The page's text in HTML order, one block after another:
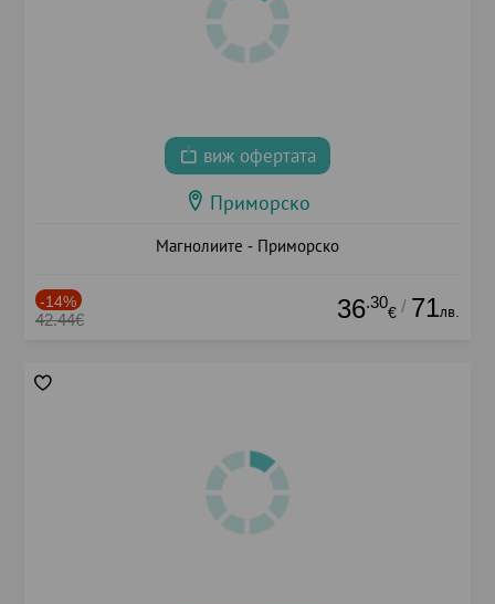
виж офертата
Приморско
Магнолиите - Приморско
-14%
42.44€ 36.30
€ / 71лв.